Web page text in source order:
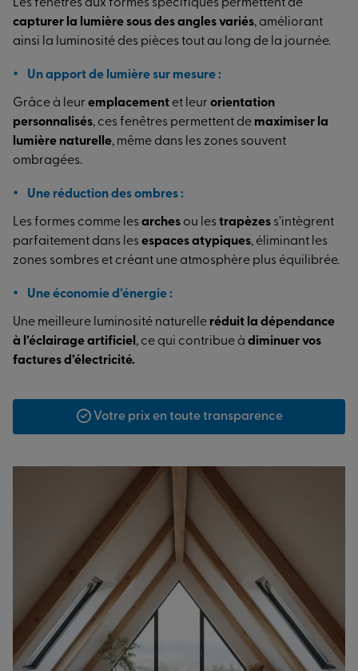
Les fenêtres aux formes spécifiques permettent de
capturer la lumière sous des angles variés, améliorant
ainsi la luminosité des pièces tout au long de la journée.
Un apport de lumière sur mesure :
Grâce à leur emplacement et leur orientation
personnalisés, ces fenêtres permettent de maximiser la
lumière naturelle, même dans les zones souvent
ombragées.
Une réduction des ombres :
Les formes comme les arches ou les trapèzes s’intègrent
parfaitement dans les espaces atypiques, éliminant les
zones sombres et créant une atmosphère plus équilibrée.
Une économie d’énergie :
Une meilleure luminosité naturelle réduit la dépendance
à l’éclairage artificiel, ce qui contribue à diminuer vos
factures d’électricité.
Votre prix en toute transparence